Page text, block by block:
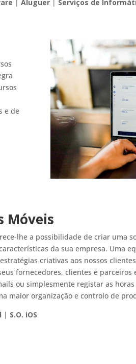
|Aluguer | Serviços de
e de
Móveis
lhe a possibilidade de criar uma
da sua empresa. Uma
criativas aos nossos
fornecedores, clientes e
ou simplesmente registar as
maior organização e controlo de
| S.O. iOS